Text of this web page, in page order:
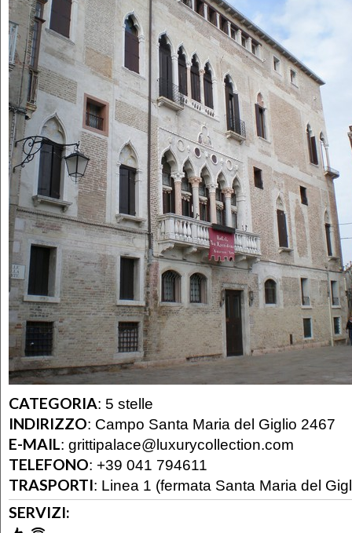
CATEGORIA: 5 stelle
INDIRIZZO: Campo Santa Maria del Giglio 2467
E-MAIL: grittipalace@luxurycollection.com
TELEFONO: +39 041 794611
TRASPORTI: Linea 1 (fermata Santa Maria del
SERVIZI: